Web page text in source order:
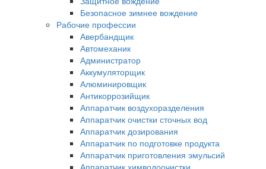
Безопасное зимнее вождение
Рабочие профессии
Авербандщик
Автомеханик
Администратор
Аккумуляторщик
Алюминировщик
Антикоррозийщик
Аппаратчик воздухоразделения
Аппаратчик очистки сточных вод
Аппаратчик дозирования
Аппаратчик по подготовке продукта
Аппаратчик приготовления эмульсий
Аппаратчик химводоочистки